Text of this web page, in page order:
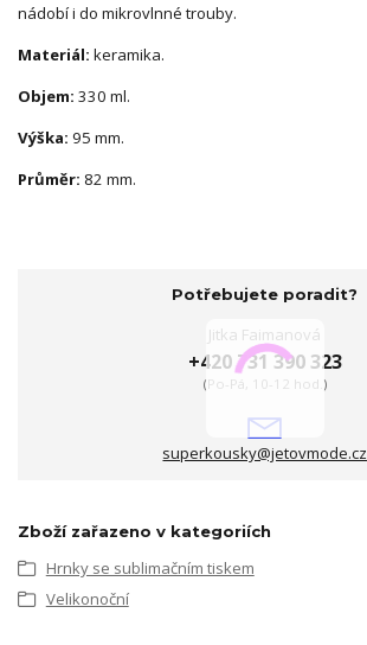
nádobí i do mikrovlnné trouby.
Materiál: keramika.
Objem: 330 ml.
Výška: 95 mm.
Průměr: 82 mm.
Potřebujete poradit?
Jitka Faimanová
+420 731 390 323
(Po-Pá, 10-12 hod.)
superkousky@jetovmode.cz
Zboží zařazeno v kategoriích
Hrnky se sublimačním tiskem
Velikonoční